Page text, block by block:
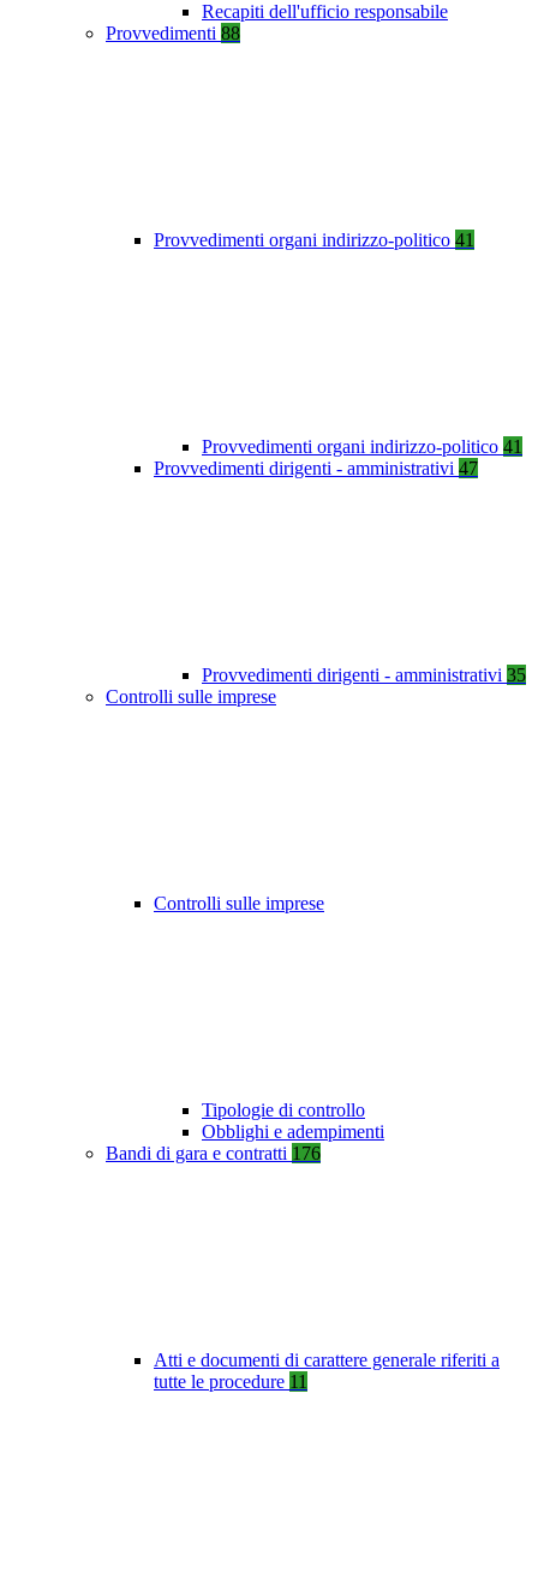
Recapiti dell'ufficio responsabile
Provvedimenti 88
Provvedimenti organi indirizzo-politico 41
Provvedimenti organi indirizzo-politico 41
Provvedimenti dirigenti - amministrativi 47
Provvedimenti dirigenti - amministrativi 35
Controlli sulle imprese
Controlli sulle imprese
Tipologie di controllo
Obblighi e adempimenti
Bandi di gara e contratti 176
Atti e documenti di carattere generale riferiti a
tutte le procedure 11